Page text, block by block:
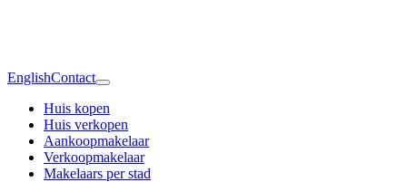
EnglishContact
Huis kopen
Huis verkopen
Aankoopmakelaar
Verkoopmakelaar
Makelaars per stad